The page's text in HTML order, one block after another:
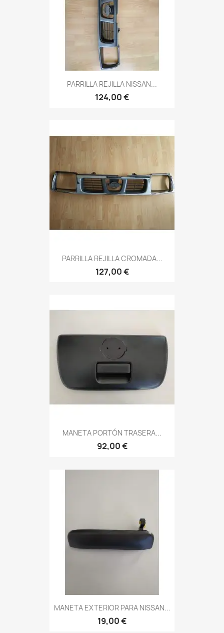
PARRILLA REJILLA NISSAN...
124,00 €
PARRILLA REJILLA CROMADA...
127,00 €
MANETA PORTÓN TRASERA...
92,00 €
MANETA EXTERIOR PARA NISSAN...
19,00 €